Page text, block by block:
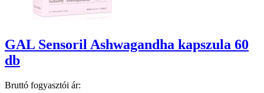
GAL Sensoril Ashwagandha kapszula 60
db
Bruttó fogyasztói ár: